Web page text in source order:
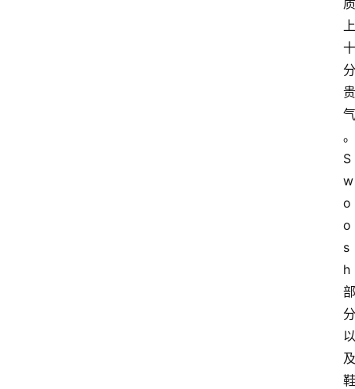
质
上
十
分
贵
气
。
S
w
o
o
s
h
部
分
以
及
鞋